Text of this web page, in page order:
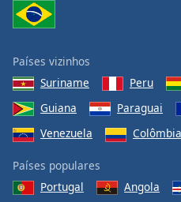
Países vizinhos
Suriname
Peru
Guiana
Paraguai
Venezuela
Colômbia
Países populares
Portugal
Angola